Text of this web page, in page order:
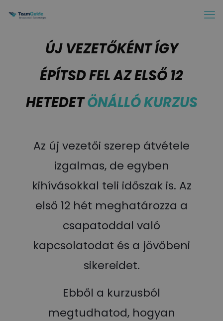
ÚJ VEZETŐKÉNT ÍGY
ÉPÍTSD FEL AZ ELSŐ 12
HETEDETÖNÁLLÓ KURZUS
Az új vezetői szerep átvétele
izgalmas, de egyben
kihívásokkal teli időszak is. Az
első 12 hét meghatározza a
csapatoddal való
kapcsolatodat és a jövőbeni
sikereidet.
Ebből a kurzusból
megtudhatod, hogyan